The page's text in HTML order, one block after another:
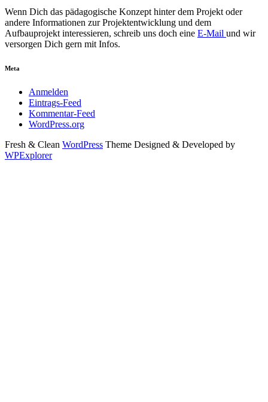
Wenn Dich das pädagogische Konzept hinter dem Projekt oder
andere Informationen zur Projektentwicklung und dem
Aufbauprojekt interessieren, schreib uns doch eine E-Mail und wir
versorgen Dich gern mit Infos.
Meta
Anmelden
Eintrags-Feed
Kommentar-Feed
WordPress.org
Fresh & Clean WordPress Theme Designed & Developed by
WPExplorer